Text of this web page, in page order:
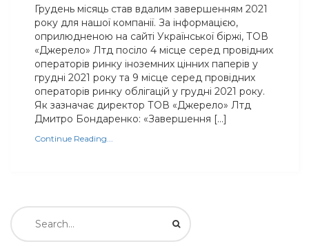
Грудень місяць став вдалим завершенням 2021
року для нашої компанії. За інформацією,
оприлюдненою на сайті Української біржі, ТОВ
«Джерело» Лтд посіло 4 місце серед провідних
операторів ринку іноземних цінних паперів у
грудні 2021 року та 9 місце серед провідних
операторів ринку облігацій у грудні 2021 року.
Як зазначає директор ТОВ «Джерело» Лтд
Дмитро Бондаренко: «Завершення […]
Continue Reading...
for: